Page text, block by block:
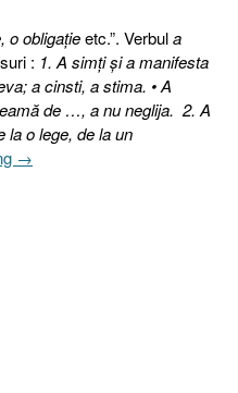
o obligaţieetc.”. Verbula
: 1. A simţi şi a manifesta
a cinsti, a stima. • A
de …, a nu neglija. 2. A
la o lege, de la un
„Călcătorii
→